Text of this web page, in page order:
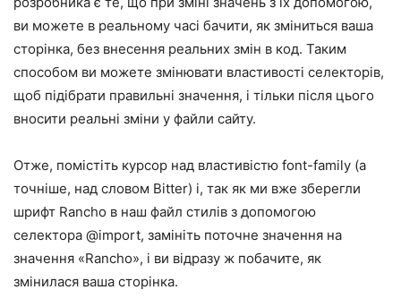
ви можете в реальному часі бачити, як зміниться ваша
сторінка, без внесення реальних змін в код. Таким
способом ви можете змінювати властивості селекторів,
щоб підібрати правильні значення, і тільки після цього
вносити реальні зміни у файли сайту.
Отже, помістіть курсор над властивістю font-family (а
точніше, над словом Bitter) і, так як ми вже зберегли
шрифт Rancho в наш файл стилів з допомогою
селектора @import, замініть поточне значення на
значення «Rancho», і ви відразу ж побачите, як
змінилася ваша сторінка.